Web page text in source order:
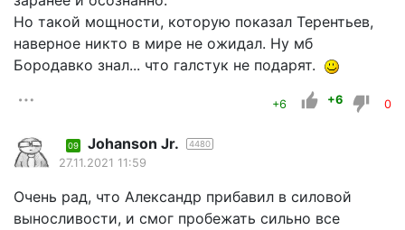
Но такой мощности, которую показал Терентьев,
наверное никто в мире не ожидал. Ну мб
Бородавко знал... что галстук не подарят.
+6 +6 0
09 Johanson Jr. 4480
27.11.2021 11:59
Очень рад, что Александр прибавил в силовой
выносливости, и смог пробежать сильно все